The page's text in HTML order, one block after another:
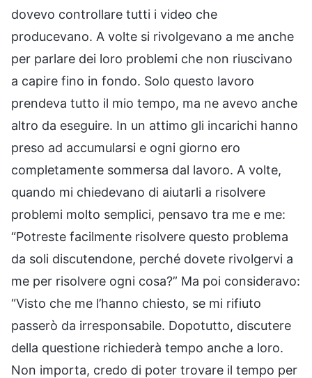
dovevo controllare tutti i video che
producevano. A volte si rivolgevano a me anche
per parlare dei loro problemi che non riuscivano
a capire fino in fondo. Solo questo lavoro
prendeva tutto il mio tempo, ma ne avevo anche
altro da eseguire. In un attimo gli incarichi hanno
preso ad accumularsi e ogni giorno ero
completamente sommersa dal lavoro. A volte,
quando mi chiedevano di aiutarli a risolvere
problemi molto semplici, pensavo tra me e me:
“Potreste facilmente risolvere questo problema
da soli discutendone, perché dovete rivolgervi a
me per risolvere ogni cosa?” Ma poi consideravo:
“Visto che me l’hanno chiesto, se mi rifiuto
passerò da irresponsabile. Dopotutto, discutere
della questione richiederà tempo anche a loro.
Non importa, credo di poter trovare il tempo per